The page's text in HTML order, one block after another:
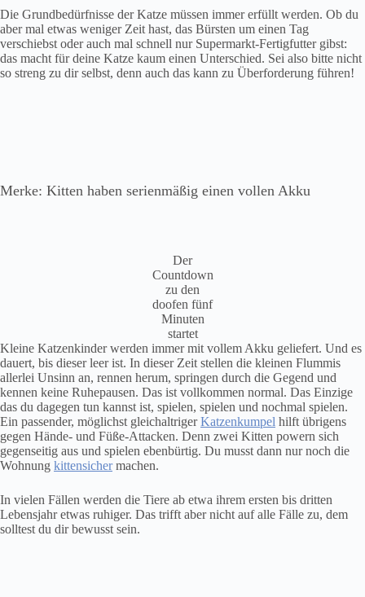
Die Grundbedürfnisse der Katze müssen immer erfüllt werden. Ob du
aber mal etwas weniger Zeit hast, das Bürsten um einen Tag
verschiebst oder auch mal schnell nur Supermarkt-Fertigfutter gibst:
das macht für deine Katze kaum einen Unterschied. Sei also bitte nicht
so streng zu dir selbst, denn auch das kann zu Überforderung führen!
Merke: Kitten haben serienmäßig einen vollen Akku
Der
Countdown
zu den
doofen fünf
Minuten
startet
Kleine Katzenkinder werden immer mit vollem Akku geliefert. Und es
dauert, bis dieser leer ist. In dieser Zeit stellen die kleinen Flummis
allerlei Unsinn an, rennen herum, springen durch die Gegend und
kennen keine Ruhepausen. Das ist vollkommen normal. Das Einzige
das du dagegen tun kannst ist, spielen, spielen und nochmal spielen.
Ein passender, möglichst gleichaltrigerKatzenkumpel hilft übrigens
gegen Hände- und Füße-Attacken. Denn zwei Kitten powern sich
gegenseitig aus und spielen ebenbürtig. Du musst dann nur noch die
Wohnung kittensichermachen.
In vielen Fällen werden die Tiere ab etwa ihrem ersten bis dritten
Lebensjahr etwas ruhiger. Das trifft aber nicht auf alle Fälle zu, dem
solltest du dir bewusst sein.